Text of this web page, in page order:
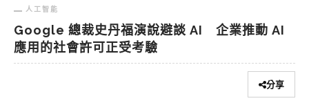
人工智能
Google 總裁史丹福演說避談 AI 企業推動 AI
應用的社會許可正受考驗
分享